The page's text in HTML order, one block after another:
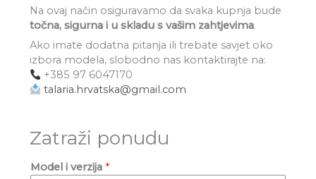
Na ovaj način osiguravamo da svaka kupnja bude
točna, sigurna i u skladu s vašim zahtjevima.
Ako imate dodatna pitanja ili trebate savjet oko
izbora modela, slobodno nas kontaktirajte na:
+385 97 6047170
talaria.hrvatska@gmail.com
Zatraži ponudu
b
r
Model i verzija *